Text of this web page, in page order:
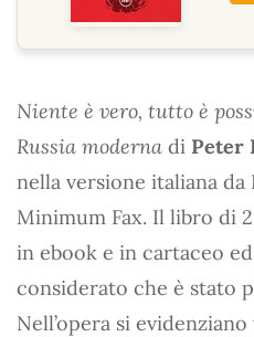
Niente è vero, tutto è
Russia moderna di Peter
nella versione italiana
Minimum Fax. Il libro di
in ebook e in cartaceo
considerato che è stato
Nell’opera si